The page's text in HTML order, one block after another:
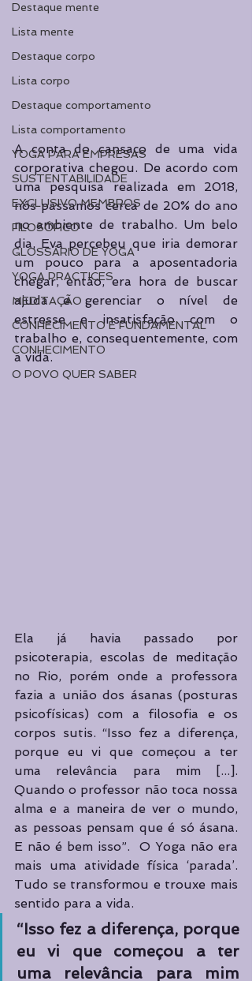
Destaque mente
Lista mente
Destaque corpo
Lista corpo
Destaque comportamento
Lista comportamento
YOGA PARA EMPRESAS
SUSTENTABILIDADE
EXCLUSIVO MEMBROS
FILOSÓFICO
GLOSSÁRIO DE YOGA
YOGA PRACTICES
MEDITAÇÃO
CONHECIMENTO É FUNDAMENTAL
CONHECIMENTO
O POVO QUER SABER
A conta do cansaço de uma vida
corporativa chegou. De acordo com
uma pesquisa realizada em 2018,
nós passamos cerca de 20% do ano
no ambiente de trabalho. Um belo
dia, Eva percebeu que iria demorar
um pouco para a aposentadoria
chegar, então, era hora de buscar
ajuda e gerenciar o nível de
estresse e insatisfação com o
trabalho e, consequentemente, com
a vida.
Ela já havia passado por
psicoterapia, escolas de meditação
no Rio, porém onde a professora
fazia a união dos ásanas (posturas
psicofísicas) com a filosofia e os
corpos sutis. “Isso fez a diferença,
porque eu vi que começou a ter
uma relevância para mim [...].
Quando o professor não toca nossa
alma e a maneira de ver o mundo,
as pessoas pensam que é só ásana.
E não é bem isso”.  O Yoga não era
mais uma atividade física ‘parada’.
Tudo se transformou e trouxe mais
sentido para a vida.
“Isso fez a diferença, porque
eu vi que começou a ter
uma relevância para mim